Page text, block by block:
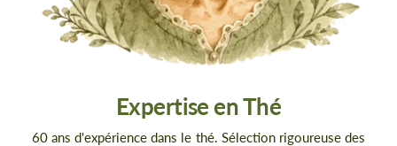
Expertise en Thé
60 ans d'expérience dans le thé. Sélection rigoureuse des